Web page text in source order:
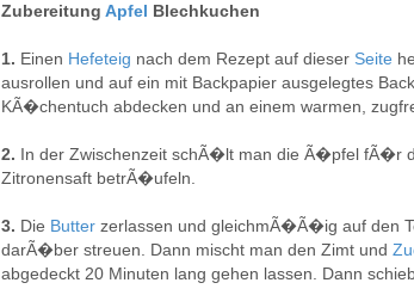
Zubereitung Apfel Blechkuchen
1. Einen Hefeteig nach dem Rezept auf dieser Seite
ausrollen und auf ein mit Backpapier ausgelegtes
KÃ�chentuch abdecken und an einem warmen,
2. In der Zwischenzeit schÃ�lt man die Ã�pfel fÃ�r
Zitronensaft betrÃ�ufeln.
3. Die Butter zerlassen und gleichmÃ�Ã�ig auf den
darÃ�ber streuen. Dann mischt man den Zimt und
abgedeckt 20 Minuten lang gehen lassen. Dann